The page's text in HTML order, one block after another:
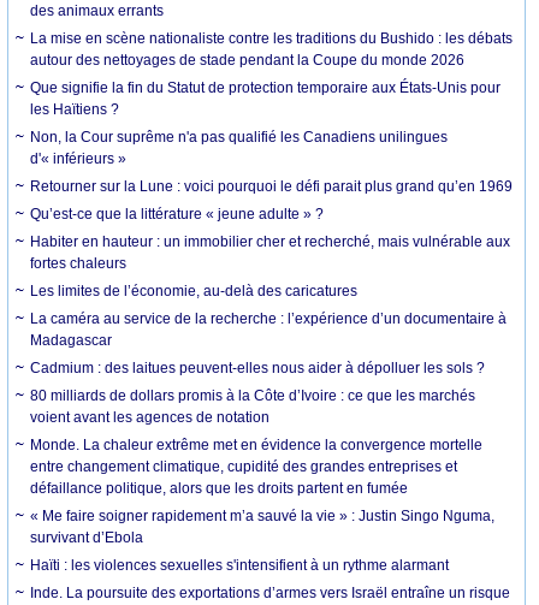
des animaux errants
La mise en scène nationaliste contre les traditions du Bushido : les débats
autour des nettoyages de stade pendant la Coupe du monde 2026
Que signifie la fin du Statut de protection temporaire aux États-Unis pour
les Haïtiens ?
Non, la Cour suprême n'a pas qualifié les Canadiens unilingues
d'« inférieurs »
Retourner sur la Lune : voici pourquoi le défi parait plus grand qu’en 1969
Qu’est-ce que la littérature « jeune adulte » ?
Habiter en hauteur : un immobilier cher et recherché, mais vulnérable aux
fortes chaleurs
Les limites de l’économie, au-delà des caricatures
La caméra au service de la recherche : l’expérience d’un documentaire à
Madagascar
Cadmium : des laitues peuvent-elles nous aider à dépolluer les sols ?
80 milliards de dollars promis à la Côte d’Ivoire : ce que les marchés
voient avant les agences de notation
Monde. La chaleur extrême met en évidence la convergence mortelle
entre changement climatique, cupidité des grandes entreprises et
défaillance politique, alors que les droits partent en fumée
« Me faire soigner rapidement m’a sauvé la vie » : Justin Singo Nguma,
survivant d’Ebola
Haïti : les violences sexuelles s'intensifient à un rythme alarmant
Inde. La poursuite des exportations d’armes vers Israël entraîne un risque